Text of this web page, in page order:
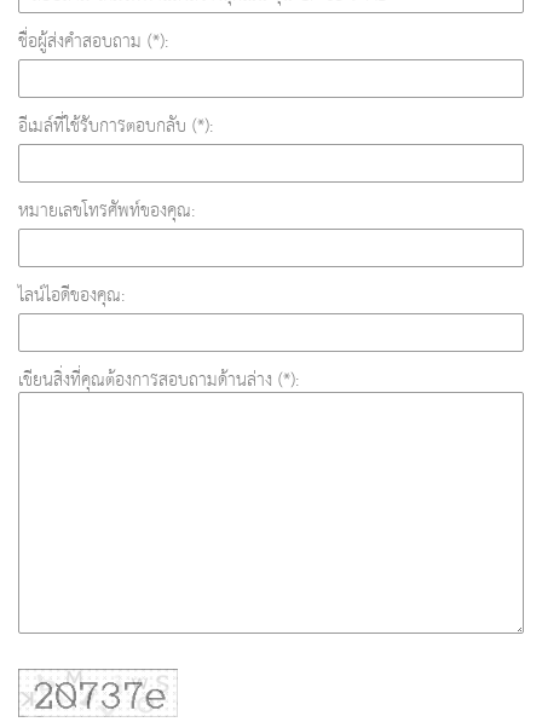
ชื่อผู้ส่งคำสอบถาม (*):
อีเมล์ที่ใช้รับการตอบกลับ (*):
หมายเลขโทรศัพท์ของคุณ:
ไลน์ไอดีของคุณ:
เขียนสิ่งที่คุณต้องการสอบถามด้านล่าง (*):